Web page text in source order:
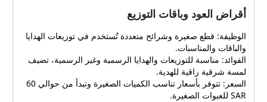
أقراض العود وباقات التوزيع
الوظيفة: قطع صغيرة وشرائح متعددة تُستخدم في توزيعات الهدايا
والباقات والمناسبات.
الفوائد: مناسبة للتوزيعات والهدايا الرسمية وغير الرسمية، تضيف
لمسة شرقية راقية للهدية.
السعر: تتوفر بأسعار تناسب الكميات الصغيرة وتبدأ من حوالي 60
SAR للعبوات الصغيرة.